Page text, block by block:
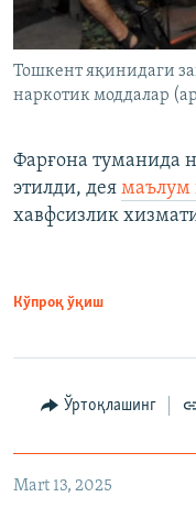
Тошкент яқинидаги
наркотик моддалар
Фарғона туманида
этилди, дея маълум
хавфсизлик
Кўпроқ ўқиш
Ўртоқлашинг
Mart 13, 2025